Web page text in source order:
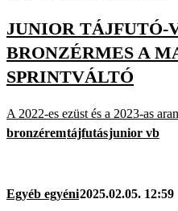
JUNIOR TÁJFUTÓ-
BRONZÉRMES A
SPRINTVÁLTÓ
A 2022-es ezüst és a 2023-as
bronzéremtájfutásjunior vb
Egyéb egyéni2025.02.05. 12:59